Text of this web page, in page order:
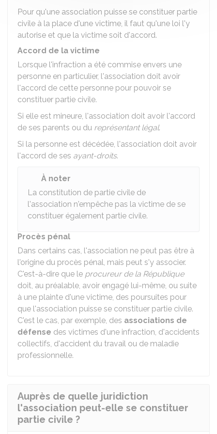
Pour qu'une association puisse se constituer partie
civile à la place d'une victime, il faut qu'une loi l'y
autorise et que la victime soit d'accord.
Accord de la victime
Lorsque l'infraction a été commise envers une
personne en particulier, l'association doit avoir
l'accord de cette personne pour pouvoir se
constituer partie civile.
Si elle est mineure, l'association doit avoir l'accord
de ses parents ou du représentant légal.
Si la personne est décédée, l'association doit avoir
l'accord de ses ayant-droits.
À noter
La constitution de partie civile de
l'association n'empêche pas la victime de se
constituer également partie civile.
Procès pénal
Dans certains cas, l'association ne peut pas être à
l'origine du procès pénal, mais peut s'y associer.
C'est-à-dire que le procureur de la République
doit, au préalable, avoir engagé lui-même, ou suite
à une plainte d'une victime, des poursuites pour
que l'association puisse se constituer partie civile.
C'est le cas, par exemple, des associations de
défense des victimes d'une infraction, d'accidents
collectifs, d'accident du travail ou de maladie
professionnelle.
Auprès de quelle juridiction
l'association peut-elle se constituer
partie civile ?